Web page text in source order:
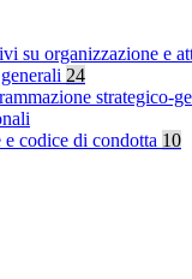
su organizzazione e
24
strategico-
codice di condotta 10